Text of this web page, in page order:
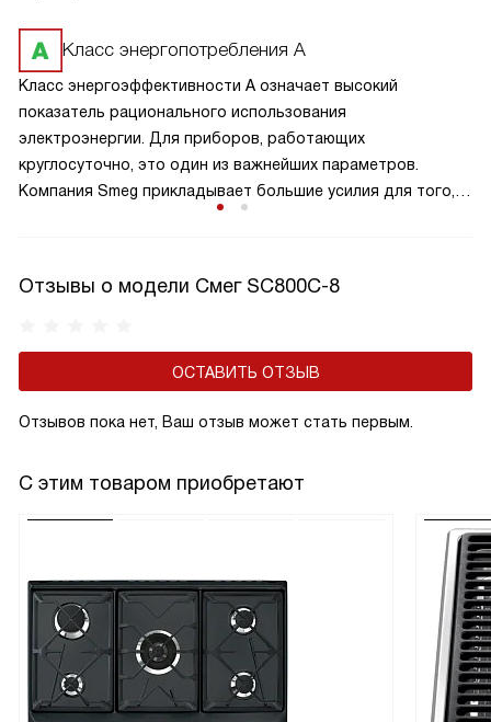
Класс энергопотребления А
Класс энергоэффективности А означает высокий
показатель рационального использования
электроэнергии. Для приборов, работающих
круглосуточно, это один из важнейших параметров.
Компания Smeg прикладывает большие усилия для того,
Отзывы о модели Смег SC800C-8
ОСТАВИТЬ ОТЗЫВ
Отзывов пока нет, Ваш отзыв может стать первым.
С этим товаром приобретают